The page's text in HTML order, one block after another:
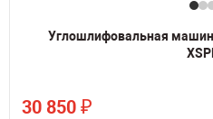
Углошлифовальная
30 850 ₽